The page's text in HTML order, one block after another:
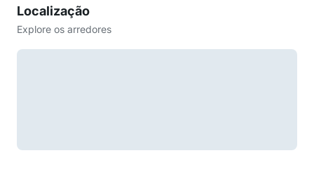
Localização
Explore os arredores